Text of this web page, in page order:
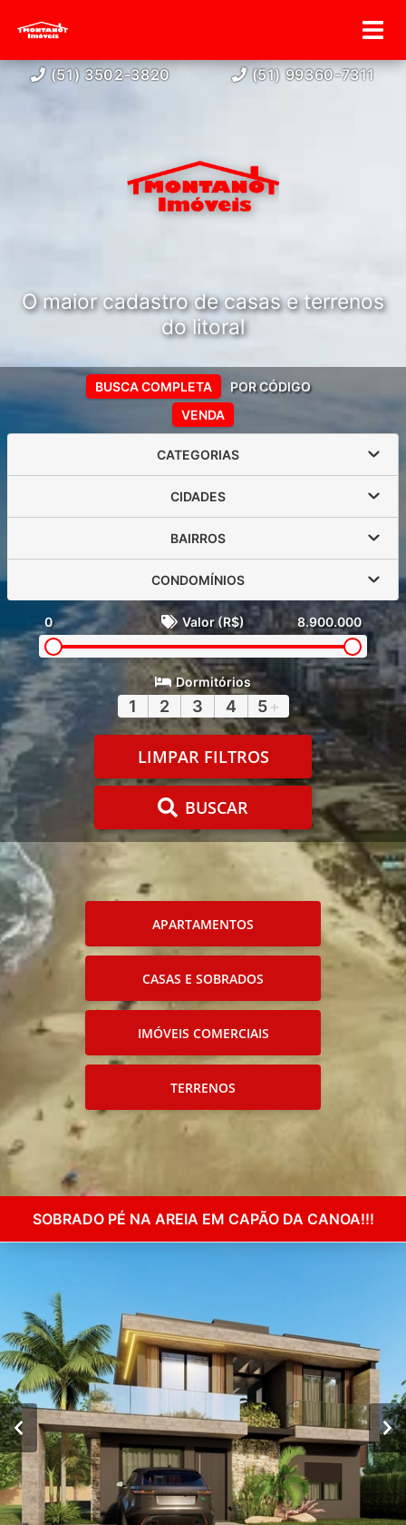
(51) 3502-3820 (51) 99360-7311
O maior cadastro de casas e terrenos
do litoral
VENDA
BUSCA COMPLETA POR CÓDIGO
CATEGORIAS
CIDADES
BAIRROS
CONDOMÍNIOS
0 Valor (R$) 8.900.000
Dormitórios
1 2 3 4 5 +
LIMPAR FILTROS
BUSCAR
APARTAMENTOS
CASAS E SOBRADOS
IMÓVEIS COMERCIAIS
TERRENOS
SOBRADO PÉ NA AREIA EM CAPÃO DA CANOA!!!